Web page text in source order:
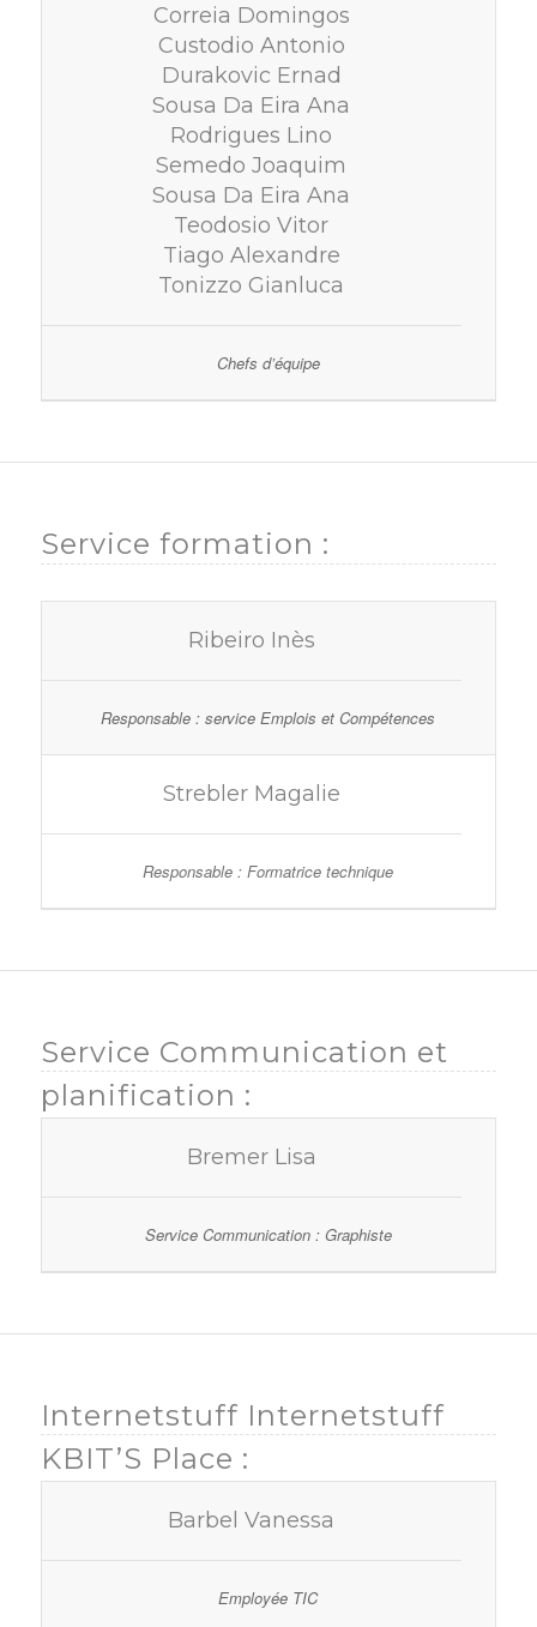
Correia Domingos
Custodio Antonio
Durakovic Ernad
Sousa Da Eira Ana
Rodrigues Lino
Semedo Joaquim
Sousa Da Eira Ana
Teodosio Vitor
Tiago Alexandre
Tonizzo Gianluca
Chefs d’équipe
Service formation :
Ribeiro Inès
Responsable : service Emplois et Compétences
Strebler Magalie
Responsable : Formatrice technique
Service Communication et
planification :
Bremer Lisa
Service Communication : Graphiste
Internetstuff Internetstuff
KBIT’S Place :
Barbel Vanessa
Employée TIC